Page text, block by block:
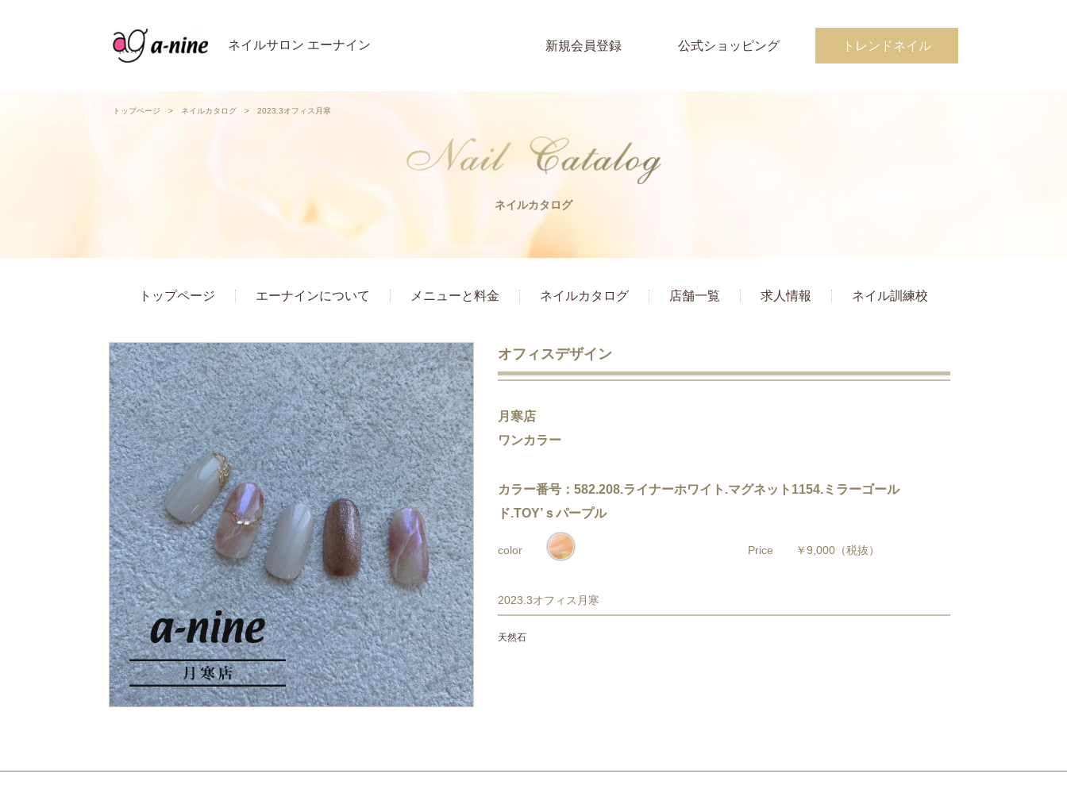
ネイルサロン エーナイン 新規会員登録 公式ショッピング トレンドネイル
トップページ > ネイルカタログ > 2023.3オフィス月寒
ネイルカタログ
トップページ エーナインについて メニューと料金 ネイルカタログ 店舗一覧 求人情報 ネイル訓練校
オフィスデザイン
月寒店
ワンカラー
カラー番号：582.208.ライナーホワイト.マグネット1154.ミラーゴール
ド.TOY’ｓパープル
color Price ￥9,000 （税抜）
2023.3オフィス月寒
天然石